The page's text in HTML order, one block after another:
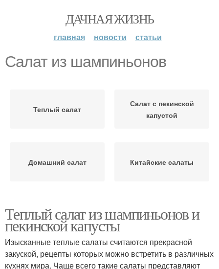
ДАЧНАЯ ЖИЗНЬ
главная новости статьи
Салат из шампиньонов
Теплый салат
Салат с пекинской
капустой
Домашний салат Китайские салаты
Теплый салат из шампиньонов и
пекинской капусты
Изысканные теплые салаты считаются прекрасной
закуской, рецепты которых можно встретить в различных
кухнях мира. Чаще всего такие салаты представляют